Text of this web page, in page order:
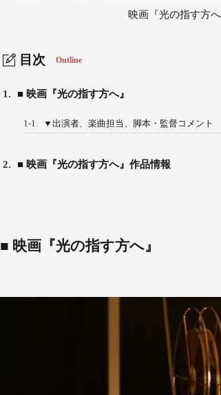
映画『光の指す方
目次 Outline
1. ■ 映画『光の指す方へ』
1-1. ▼出演者、楽曲担当、脚本・監督コメント
2. ■ 映画『光の指す方へ』作品情報
■ 映画『光の指す方へ』